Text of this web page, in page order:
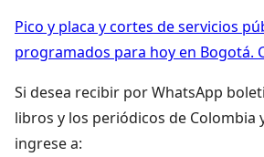
Pico y placa y cortes de servicios
programados para hoy en Bogotá.
Si desea recibir por WhatsApp
libros y los periódicos de Colombia
ingrese a: